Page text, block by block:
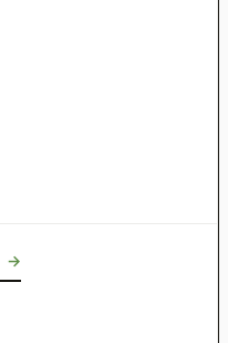
→